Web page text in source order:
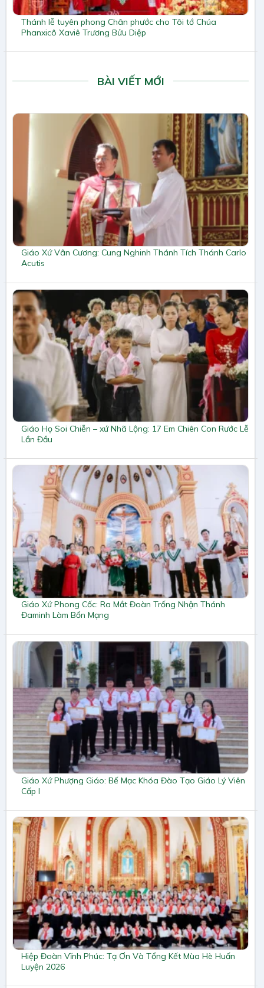
Thánh lễ tuyên phong Chân phước cho Tôi tớ Chúa
Phanxicô Xaviê Trương Bửu Diệp
BÀI VIẾT MỚI
Giáo Xứ Vân Cương: Cung Nghinh Thánh Tích Thánh Carlo
Acutis
Giáo Họ Soi Chiễn – xứ Nhã Lộng: 17 Em Chiên Con Rước Lễ
Lần Đầu
Giáo Xứ Phong Cốc: Ra Mắt Đoàn Trống Nhận Thánh
Đaminh Làm Bổn Mạng
Giáo Xứ Phượng Giáo: Bế Mạc Khóa Đào Tạo Giáo Lý Viên
Cấp I
Hiệp Đoàn Vĩnh Phúc: Tạ Ơn Và Tổng Kết Mùa Hè Huấn
Luyện 2026